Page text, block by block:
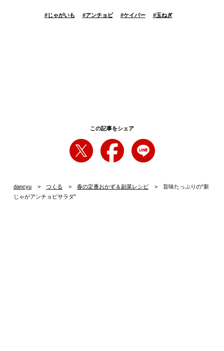
#じゃがいも #アンチョビ #ケイパー #玉ねぎ
この記事をシェア
dancyu つくる 春の定番おかず＆副菜レシピ
旨味たっぷりの"新
じゃがアンチョビサラダ"